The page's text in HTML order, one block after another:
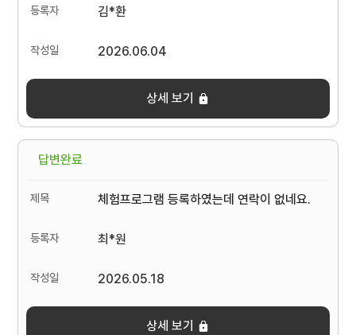
김*환
2026.06.04
상세 보기
답변완료
체험프로그램 등록하였는데 연락이 없네요.
최*원
2026.05.18
상세 보기